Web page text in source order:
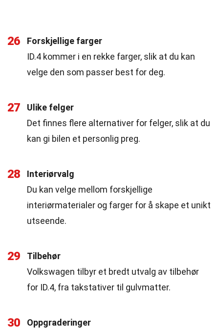
26
Forskjellige farger
ID.4 kommer i en rekke farger, slik at du kan
velge den som passer best for deg.
27
Ulike felger
Det finnes flere alternativer for felger, slik at du
kan gi bilen et personlig preg.
28
Interiørvalg
Du kan velge mellom forskjellige
interiørmaterialer og farger for å skape et unikt
utseende.
29
Tilbehør
Volkswagen tilbyr et bredt utvalg av tilbehør
for ID.4, fra takstativer til gulvmatter.
30
Oppgraderinger